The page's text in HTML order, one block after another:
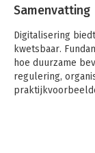
Samenvatting
Digitalisering
kwetsbaar.
hoe duurzame
regulering,